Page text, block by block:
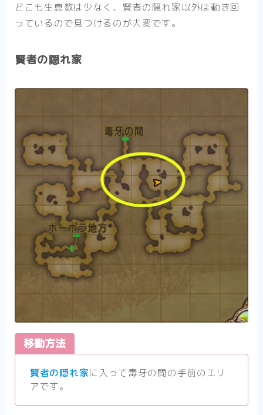
どこも生息数は少なく、賢者の隠れ家以外は動き回
っているので見つけるのが大変です。
賢者の隠れ家
移動方法
賢者の隠れ家に入って毒牙の間の手前のエリ
アです。